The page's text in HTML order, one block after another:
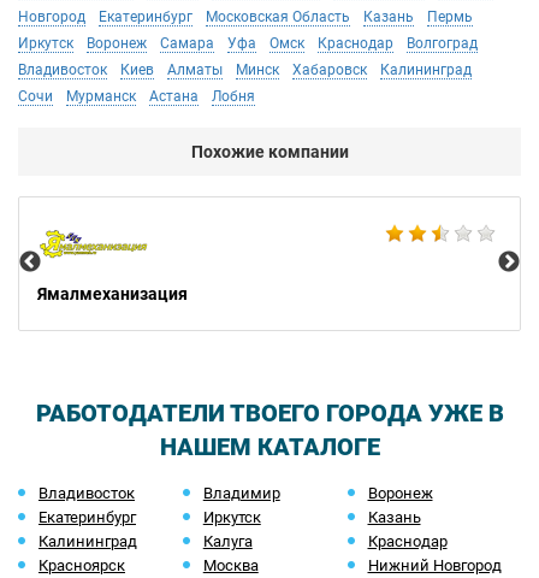
Новгород
Екатеринбург Московская Область Казань
Пермь
Иркутск
Воронеж Самара Уфа Омск Краснодар
Волгоград
Владивосток
Киев Алматы Минск Хабаровск
Калининград
Сочи
Мурманск Астана Лобня
Похожие компании
Ямалмеханизация
РАБОТОДАТЕЛИ ТВОЕГО ГОРОДА УЖЕ В
НАШЕМ КАТАЛОГЕ
Владивосток Владимир
Воронеж
Екатеринбург
Иркутск
Казань
Калининград
Калуга
Краснодар
Красноярск
Москва Нижний Новгород